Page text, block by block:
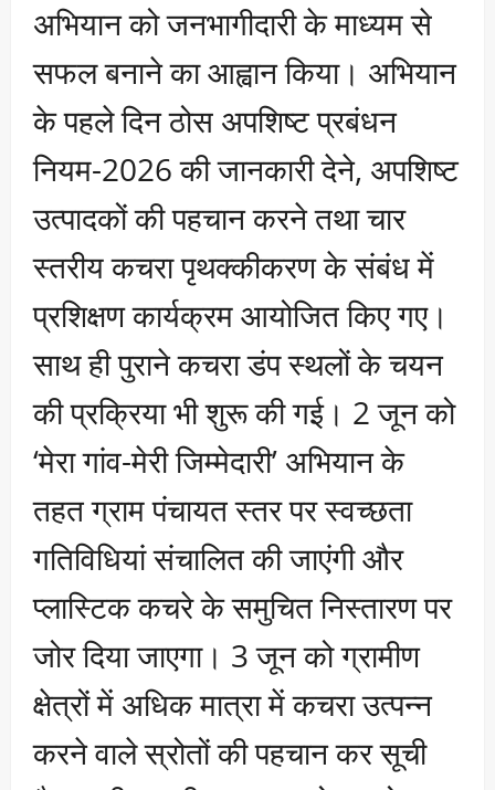
अभियान को जनभागीदारी के माध्यम से
सफल बनाने का आह्वान किया। अभियान
के पहले दिन ठोस अपशिष्ट प्रबंधन
नियम-2026 की जानकारी देने, अपशिष्ट
उत्पादकों की पहचान करने तथा चार
स्तरीय कचरा पृथक्कीकरण के संबंध में
प्रशिक्षण कार्यक्रम आयोजित किए गए।
साथ ही पुराने कचरा डंप स्थलों के चयन
की प्रक्रिया भी शुरू की गई। 2 जून को
‘मेरा गांव-मेरी जिम्मेदारी’ अभियान के
तहत ग्राम पंचायत स्तर पर स्वच्छता
गतिविधियां संचालित की जाएंगी और
प्लास्टिक कचरे के समुचित निस्तारण पर
जोर दिया जाएगा। 3 जून को ग्रामीण
क्षेत्रों में अधिक मात्रा में कचरा उत्पन्न
करने वाले स्रोतों की पहचान कर सूची